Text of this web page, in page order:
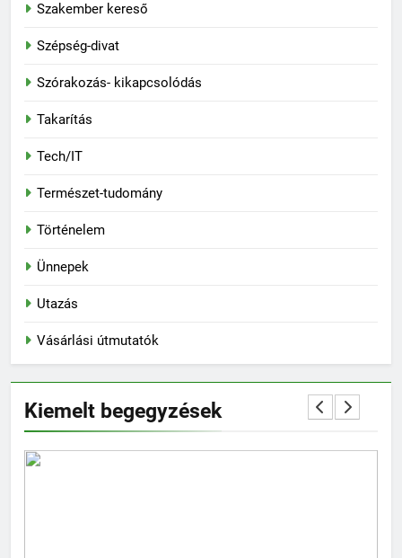
Szakember kereső
Szépség-divat
Szórakozás- kikapcsolódás
Takarítás
Tech/IT
Természet-tudomány
Történelem
Ünnepek
Utazás
Vásárlási útmutatók
Kiemelt begegyzések